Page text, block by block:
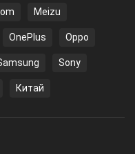
Meizu
OnePlus Oppo
Sony
Китай